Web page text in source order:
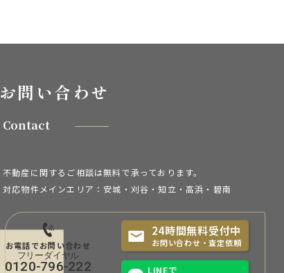
お問い合わせ
Contact
不動産に関するご相談は無料で承っております。
対応物件メインエリア：安城・刈谷・知立・ 高浜・碧南
お電話でお問い合わせ
0120-796-222
24時間無料受付中
お問い合わせ・査定依頼
LINEで